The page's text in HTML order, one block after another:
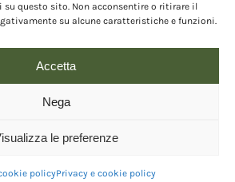
su questo sito. Non acconsentire o ritirare il
su alcune caratteristiche e funzioni.
Accetta
Nega
le preferenze
policyPrivacy e cookie policy
DOP IGP